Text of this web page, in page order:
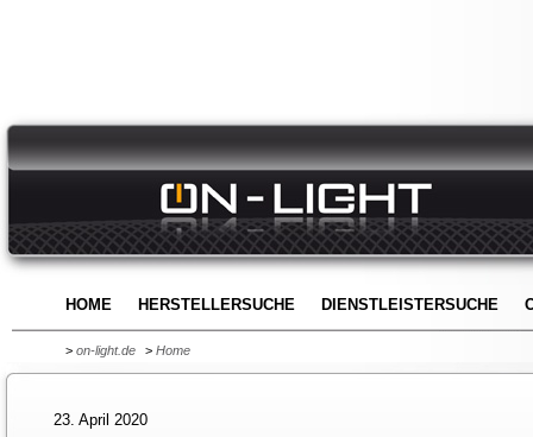
HOME HERSTELLERSUCHE DIENSTLEISTERSUCHE
> on-light.de > Home
23. April 2020